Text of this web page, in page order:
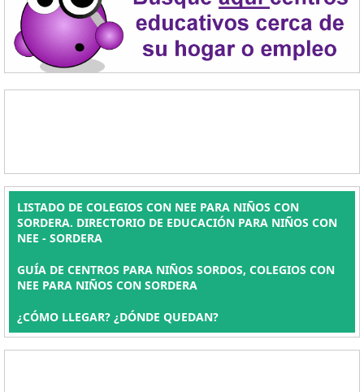
LISTADO DE COLEGIOS CON NEE PARA NIÑOS CON
SORDERA. DIRECTORIO DE EDUCACIÓN PARA NIÑOS CON
NEE - SORDERA
GUÍA DE CENTROS PARA NIÑOS SORDOS, COLEGIOS CON
NEE PARA NIÑOS CON SORDERA
¿CÓMO LLEGAR? ¿DÓNDE QUEDAN?